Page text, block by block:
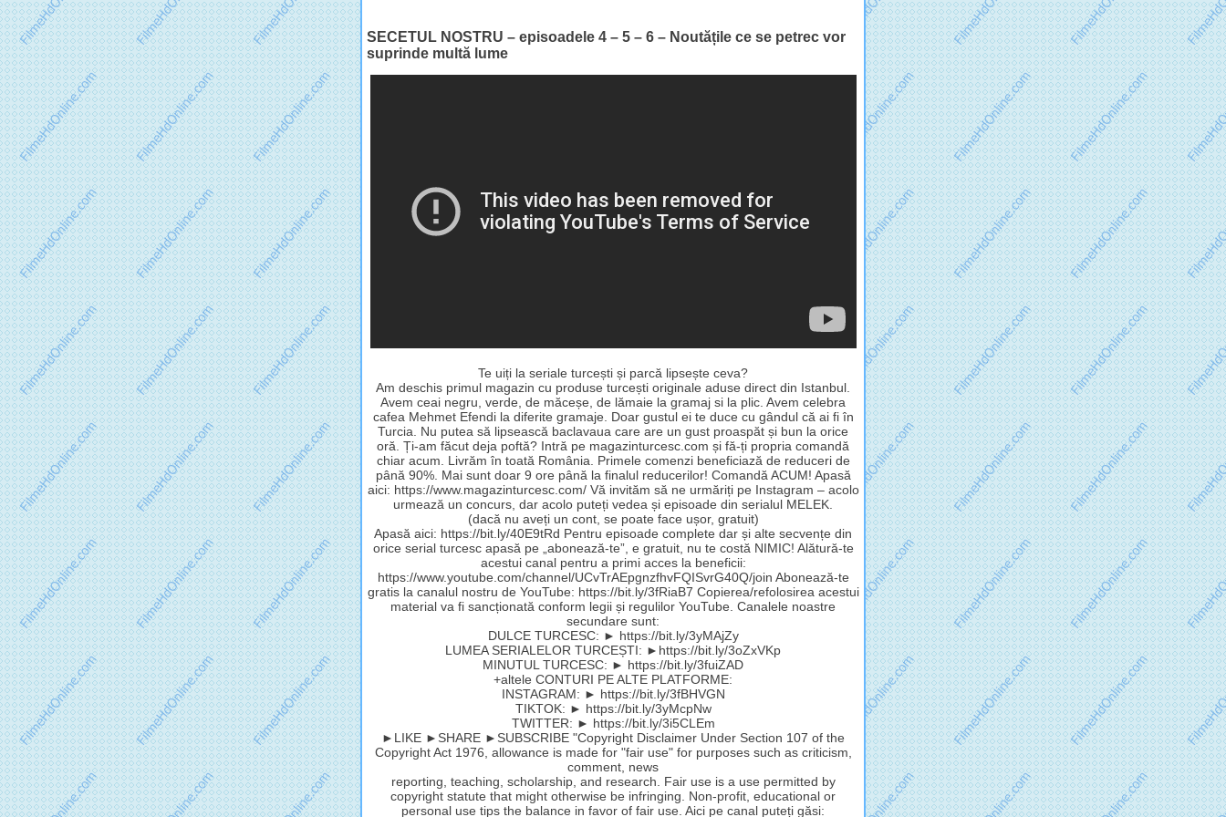
SECETUL NOSTRU – episoadele 4 – 5 – 6 – Noutățile ce se petrec vor
suprinde multă lume
Te uiți la seriale turcești și parcă lipsește ceva?
Am deschis primul magazin cu produse turcești originale aduse direct din Istanbul.
Avem ceai negru, verde, de măceșe, de lămaie la gramaj si la plic. Avem celebra
cafea Mehmet Efendi la diferite gramaje. Doar gustul ei te duce cu gândul că ai fi în
Turcia. Nu putea să lipsească baclavaua care are un gust proaspăt și bun la orice
oră. Ți-am făcut deja poftă? Intră pe magazinturcesc.com și fă-ți propria comandă
chiar acum. Livrăm în toată România. Primele comenzi beneficiază de reduceri de
până 90%. Mai sunt doar 9 ore până la finalul reducerilor! Comandă ACUM! Apasă
aici: https://www.magazinturcesc.com/ Vă invităm să ne urmăriți pe Instagram – acolo
urmează un concurs, dar acolo puteți vedea și episoade din serialul MELEK.
(dacă nu aveți un cont, se poate face ușor, gratuit)
Apasă aici: https://bit.ly/40E9tRd Pentru episoade complete dar și alte secvențe din
orice serial turcesc apasă pe „abonează-te”, e gratuit, nu te costă NIMIC! Alătură-te
acestui canal pentru a primi acces la beneficii:
https://www.youtube.com/channel/UCvTrAEpgnzfhvFQISvrG40Q/join Abonează-te
gratis la canalul nostru de YouTube: https://bit.ly/3fRiaB7 Copierea/refolosirea acestui
material va fi sancționată conform legii și regulilor YouTube. Canalele noastre
secundare sunt:
DULCE TURCESC: ► https://bit.ly/3yMAjZy
LUMEA SERIALELOR TURCEȘTI: ►https://bit.ly/3oZxVKp
MINUTUL TURCESC: ► https://bit.ly/3fuiZAD
+altele CONTURI PE ALTE PLATFORME:
INSTAGRAM: ► https://bit.ly/3fBHVGN
TIKTOK: ► https://bit.ly/3yMcpNw
TWITTER: ► https://bit.ly/3i5CLEm
►LIKE ►SHARE ►SUBSCRIBE "Copyright Disclaimer Under Section 107 of the
Copyright Act 1976, allowance is made for "fair use" for purposes such as criticism,
comment, news
reporting, teaching, scholarship, and research. Fair use is a use permitted by
copyright statute that might otherwise be infringing. Non-profit, educational or
personal use tips the balance in favor of fair use. Aici pe canal puteți găsi: